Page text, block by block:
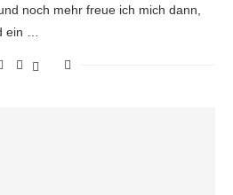
noch mehr freue ich mich dann,
ein …